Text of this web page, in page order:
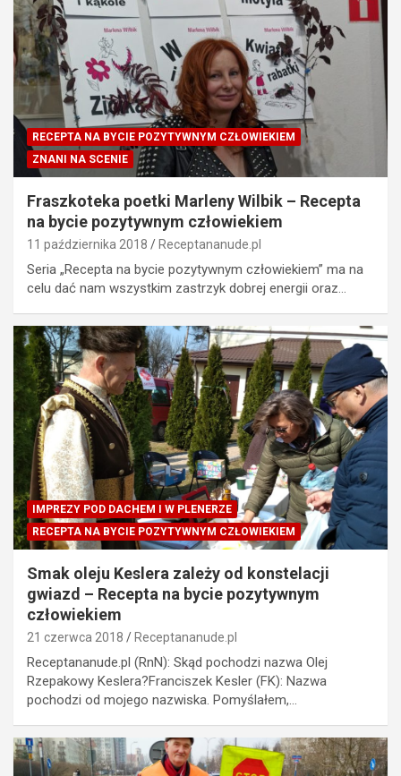
RECEPTA NA BYCIE POZYTYWNYM CZŁOWIEKIEM
ZNANI NA SCENIE
Fraszkoteka poetki Marleny Wilbik – Recepta
na bycie pozytywnym człowiekiem
11 października 2018 Receptananude.pl
Seria „Recepta na bycie pozytywnym człowiekiem” ma na
celu dać nam wszystkim zastrzyk dobrej energii oraz…
IMPREZY POD DACHEM I W PLENERZE
RECEPTA NA BYCIE POZYTYWNYM CZŁOWIEKIEM
Smak oleju Keslera zależy od konstelacji
gwiazd – Recepta na bycie pozytywnym
człowiekiem
21 czerwca 2018 Receptananude.pl
Receptananude.pl (RnN): Skąd pochodzi nazwa Olej
Rzepakowy Keslera?Franciszek Kesler (FK): Nazwa
pochodzi od mojego nazwiska. Pomyślałem,…